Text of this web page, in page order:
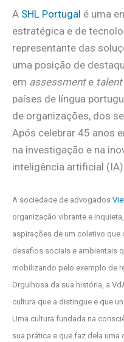
A SHL Portugal é uma
estratégica e de
representante das
uma posição de
em assessment e
países de língua
de organizações, dos
Após celebrar 45 anos
na investigação e na
inteligência artificial (IA).
A sociedade de advogados
organização vibrante e
aspirações de um coletivo que
desafios sociais e ambientais
mobilizando pelo exemplo de
Orgulhosa da sua história, a
cultura que a distingue e que
Uma cultura fundada na
sua prática e que faz dela uma